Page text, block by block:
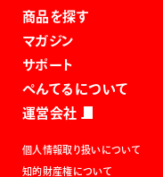
商品を探す
マガジン
サポート
ぺんてるについて
運営会社
個人情報取り扱いについて
知的財産権について